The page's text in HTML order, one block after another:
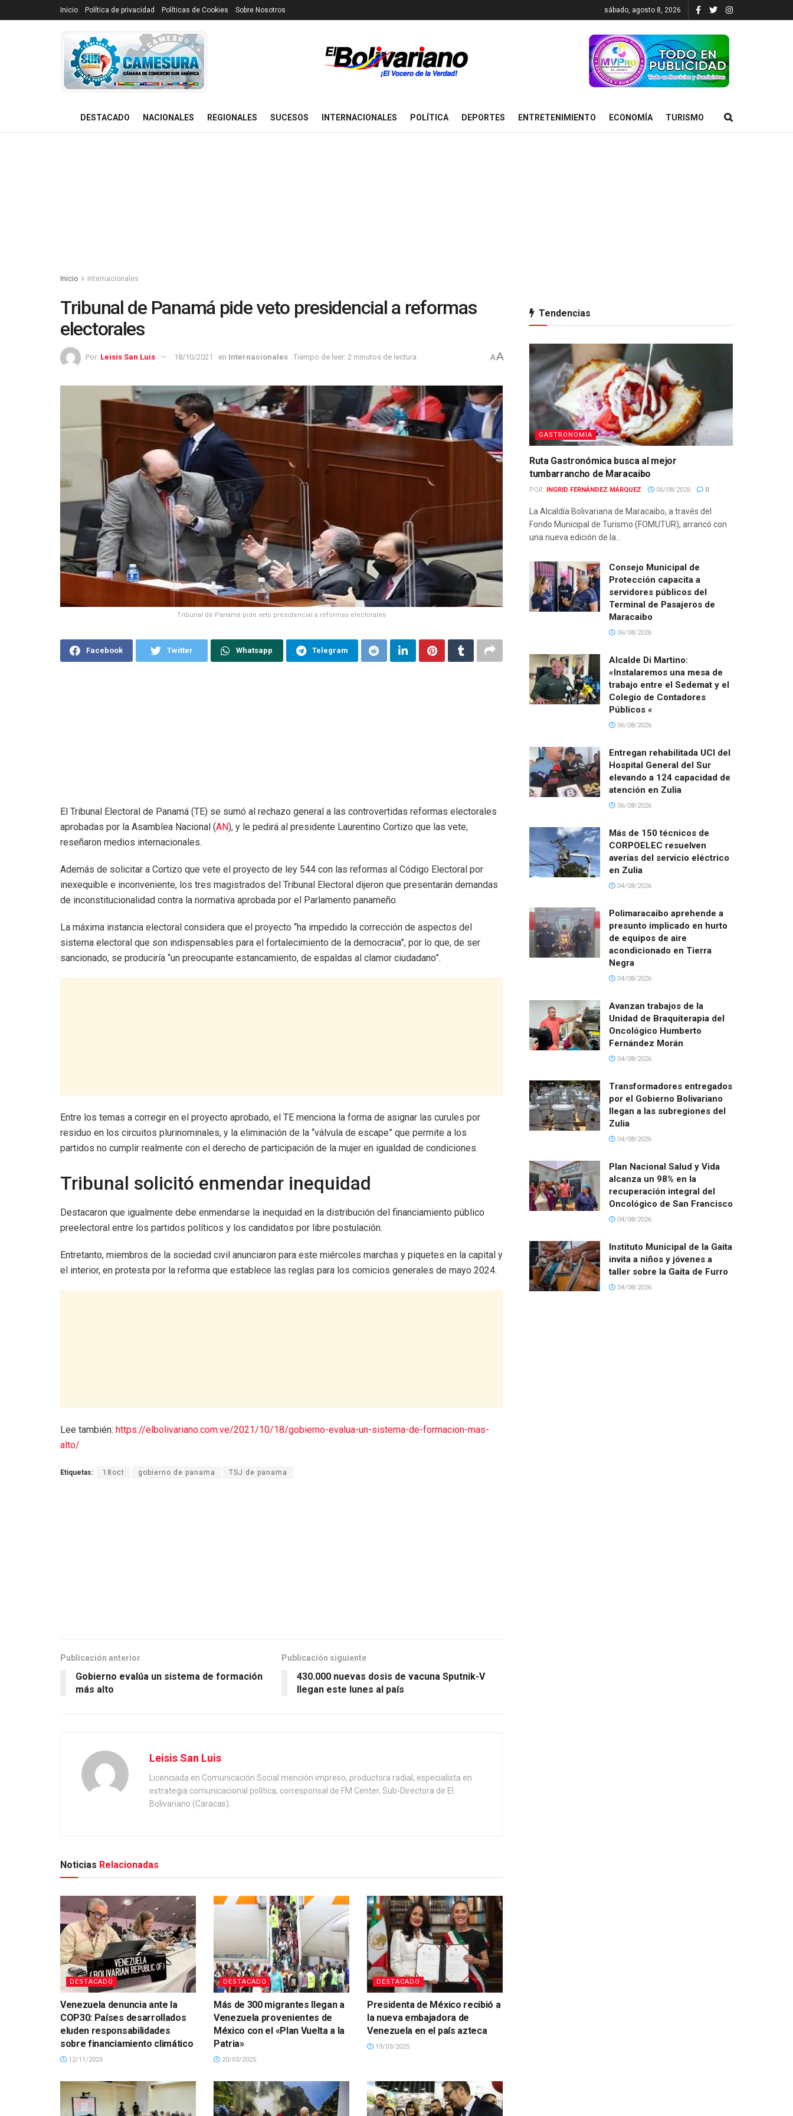
Inicio Política de privacidad Políticas de Cookies Sobre Nosotros sábado, agosto 8, 2026
DESTACADO NACIONALES REGIONALES SUCESOS INTERNACIONALES POLÍTICA DEPORTES ENTRETENIMIENTO ECONOMÍA TURISMO
Inicio Internacionales
Tribunal de Panamá pide veto presidencial a reformas
electorales
Por: Leisis San Luis 18/10/2021 en Internacionales Tiempo de leer: 2 minutos de lectura AA
Tribunal de Panamá pide veto presidencial a reformas electorales
Facebook Twitter Whatsapp Telegram
El Tribunal Electoral de Panamá (TE) se sumó al rechazo general a las controvertidas reformas electorales
aprobadas por la Asamblea Nacional (AN), y le pedirá al presidente Laurentino Cortizo que las vete,
reseñaron medios internacionales.
Además de solicitar a Cortizo que vete el proyecto de ley 544 con las reformas al Código Electoral por
inexequible e inconveniente, los tres magistrados del Tribunal Electoral dijeron que presentarán demandas
de inconstitucionalidad contra la normativa aprobada por el Parlamento panameño.
La máxima instancia electoral considera que el proyecto “ha impedido la corrección de aspectos del
sistema electoral que son indispensables para el fortalecimiento de la democracia”, por lo que, de ser
sancionado, se produciría “un preocupante estancamiento, de espaldas al clamor ciudadano”.
Entre los temas a corregir en el proyecto aprobado, el TE menciona la forma de asignar las curules por
residuo en los circuitos plurinominales, y la eliminación de la “válvula de escape” que permite a los
partidos no cumplir realmente con el derecho de participación de la mujer en igualdad de condiciones.
Tribunal solicitó enmendar inequidad
Destacaron que igualmente debe enmendarse la inequidad en la distribución del financiamiento público
preelectoral entre los partidos políticos y los candidatos por libre postulación.
Entretanto, miembros de la sociedad civil anunciaron para este miércoles marchas y piquetes en la capital y
el interior, en protesta por la reforma que establece las reglas para los comicios generales de mayo 2024.
Lee también: https://elbolivariano.com.ve/2021/10/18/gobierno-evalua-un-sistema-de-formacion-mas-
alto/
Etiquetas: 18oct gobierno de panama TSJ de panama
Publicación anterior
Gobierno evalúa un sistema de formación
más alto
Publicación siguiente
430.000 nuevas dosis de vacuna Sputnik-V
llegan este lunes al país
Leisis San Luis
Licenciada en Comunicación Social mención impreso, productora radial, especialista en
estrategia comunicacional política, corresponsal de FM Center, Sub-Directora de El
Bolivariano (Caracas).
Noticias Relacionadas
DESTACADO
Venezuela denuncia ante la
COP30: Países desarrollados
eluden responsabilidades
sobre financiamiento climático
12/11/2025
DESTACADO
Más de 300 migrantes llegan a
Venezuela provenientes de
México con el «Plan Vuelta a la
Patria»
20/03/2025
DESTACADO
Presidenta de México recibió a
la nueva embajadora de
Venezuela en el país azteca
19/03/2025
Tendencias
GASTRONOMIA
Ruta Gastronómica busca al mejor
tumbarrancho de Maracaibo
POR: INGRID FERNÁNDEZ MÁRQUEZ 06/08/2026 0
La Alcaldía Bolivariana de Maracaibo, a través del
Fondo Municipal de Turismo (FOMUTUR), arrancó con
una nueva edición de la...
Consejo Municipal de
Protección capacita a
servidores públicos del
Terminal de Pasajeros de
Maracaibo
06/08/2026
Alcalde Di Martino:
«Instalaremos una mesa de
trabajo entre el Sedemat y el
Colegio de Contadores
Públicos «
06/08/2026
Entregan rehabilitada UCI del
Hospital General del Sur
elevando a 124 capacidad de
atención en Zulia
06/08/2026
Más de 150 técnicos de
CORPOELEC resuelven
averías del servicio eléctrico
en Zulia
04/08/2026
Polimaracaibo aprehende a
presunto implicado en hurto
de equipos de aire
acondicionado en Tierra
Negra
04/08/2026
Avanzan trabajos de la
Unidad de Braquiterapia del
Oncológico Humberto
Fernández Morán
04/08/2026
Transformadores entregados
por el Gobierno Bolivariano
llegan a las subregiones del
Zulia
04/08/2026
Plan Nacional Salud y Vida
alcanza un 98% en la
recuperación integral del
Oncológico de San Francisco
04/08/2026
Instituto Municipal de la Gaita
invita a niños y jóvenes a
taller sobre la Gaita de Furro
04/08/2026